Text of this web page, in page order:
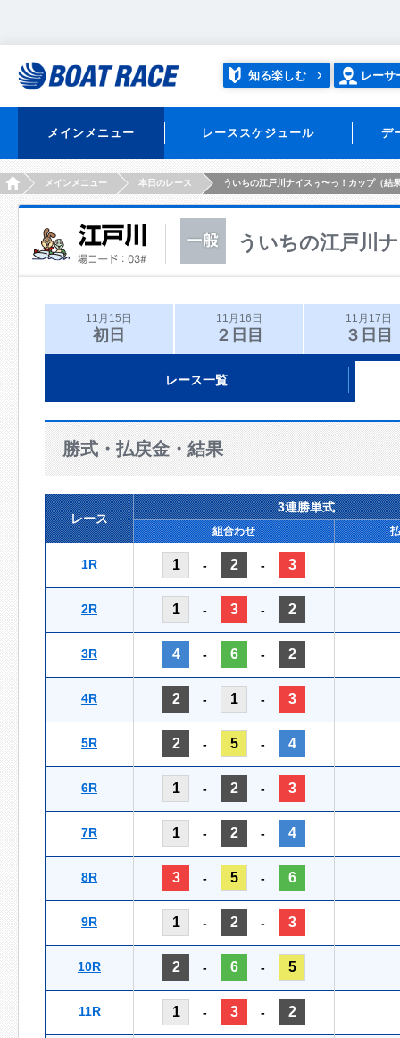
知る楽しむ レーサ
メインメニュー レーススケジュール デ
HOMEメインメニュー 本日のレース ういちの江戸川ナイスぅ〜っ！カップ（結
ういちの江戸川
11月15日
初日
11月16日
２日目
11月17日
３日目
レース一覧
勝式・払戻金・結果
レース
3連勝単式
組合わせ
1R 1 - 2 - 3
2R 1 - 3 - 2
3R 4 - 6 - 2
4R 2 - 1 - 3
5R 2 - 5 - 4
6R 1 - 2 - 3
7R 1 - 2 - 4
8R 3 - 5 - 6
9R 1 - 2 - 3
10R 2 - 6 - 5
11R 1 - 3 - 2